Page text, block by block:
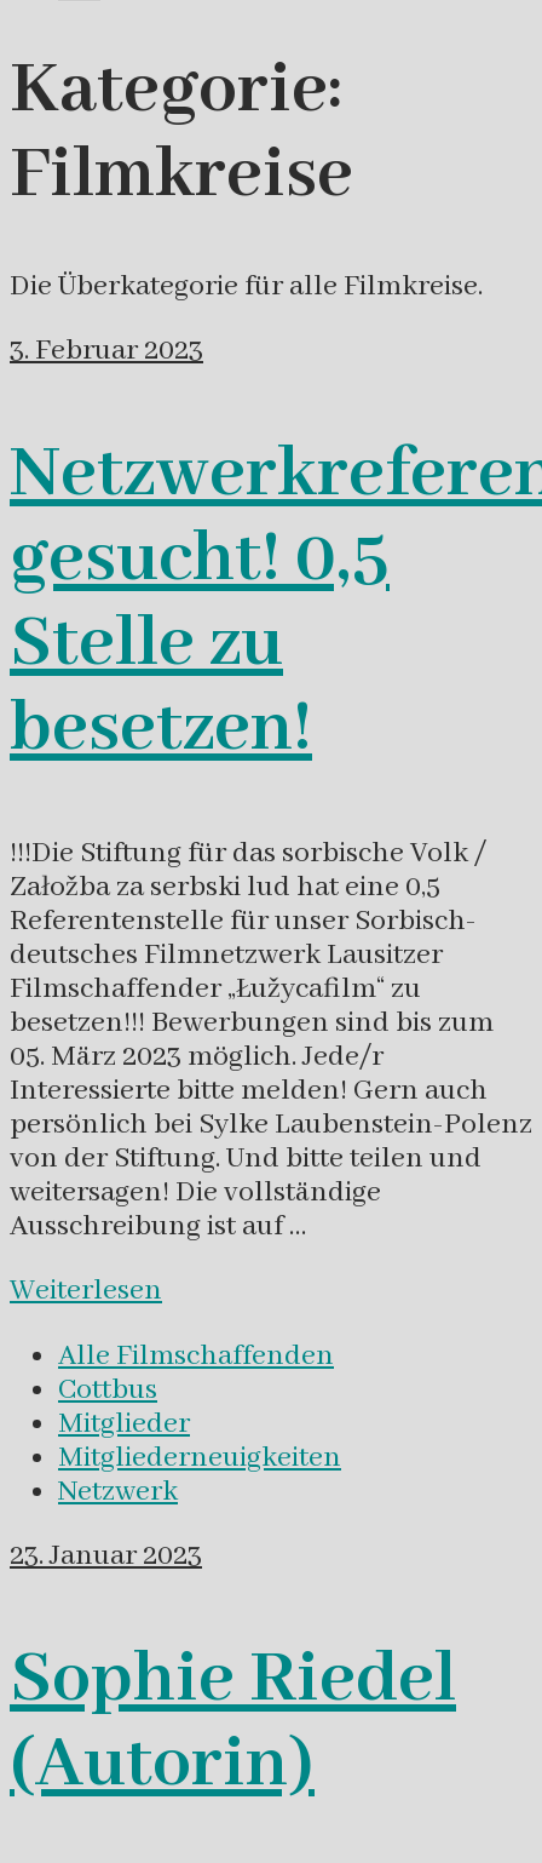
Kategorie:
Filmkreise
Die Überkategorie für alle Filmkreise.
3. Februar 2023
gesucht! 0,5
Stelle zu
besetzen!
!!!Die Stiftung für das sorbische Volk /
Załožba za serbski lud hat eine 0,5
Referentenstelle für unser Sorbisch-
deutsches Filmnetzwerk Lausitzer
Filmschaffender „Łužycafilm“ zu
besetzen!!! Bewerbungen sind bis zum
05. März 2023 möglich. Jede/r
Interessierte bitte melden! Gern auch
persönlich bei Sylke Laubenstein-Polenz
von der Stiftung. Und bitte teilen und
weitersagen! Die vollständige
Ausschreibung ist auf …
Weiterlesen
Alle Filmschaffenden
Cottbus
Mitglieder
Mitgliederneuigkeiten
Netzwerk
23. Januar 2023
Sophie Riedel
(Autorin)